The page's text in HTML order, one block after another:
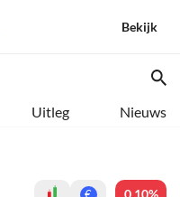
Bekijk
Uitleg Nieuws
0,10%